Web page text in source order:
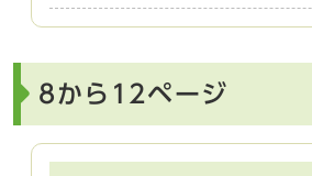
8から12ページ